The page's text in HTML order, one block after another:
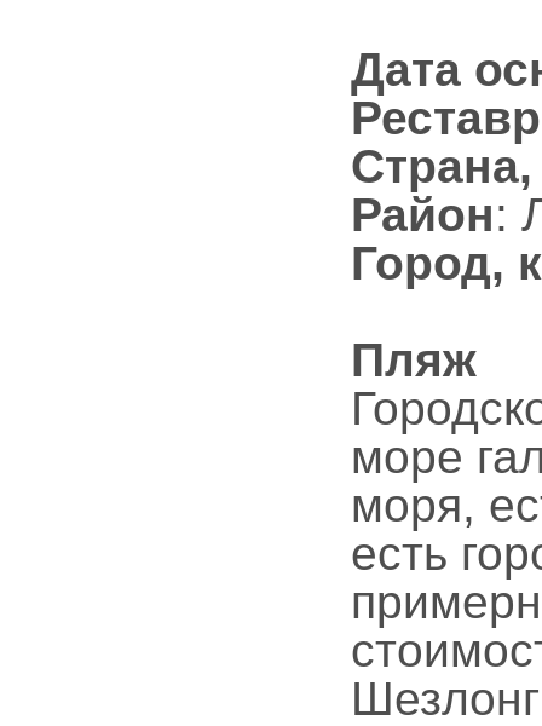
Дата
Район:
Город,
Пляж
море
моря,
есть